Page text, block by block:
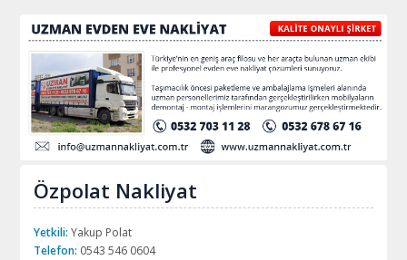
Özpolat Nakliyat
Yetkili: Yakup Polat
Telefon: 0543 546 0604